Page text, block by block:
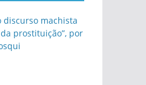
discurso machista
prostituição”, por